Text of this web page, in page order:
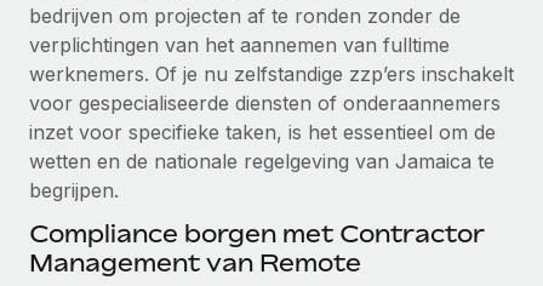
Achtergrondonderzoek
Vereenvoudig het screeningsproces van
kandidaten
Compliance Watchtower
Blijf compliance-risico's voor
Lever en track wereldwijd IT-middelen
CASESTUDY'S
Hoe AI-pionier Weaviate zijn team met 120%
liet groeien met Remote
Weaviate in één oogopslag Weaviate bouwt open source,
AI-first infrastructuur. De missie van het...
Meer informatie
Support
Alle bronnen bekijken
BLOG
Global Payroll
EOR en PEO
bedrijven om projecten af te ronden zonder de
verplichtingen van het aannemen van fulltime
werknemers. Of je nu zelfstandige zzp’ers inschakelt
voor gespecialiseerde diensten of onderaannemers
inzet voor specifieke taken, is het essentieel om de
wetten en de nationale regelgeving van Jamaica te
begrijpen.
Compliance borgen met Contractor
Management van Remote